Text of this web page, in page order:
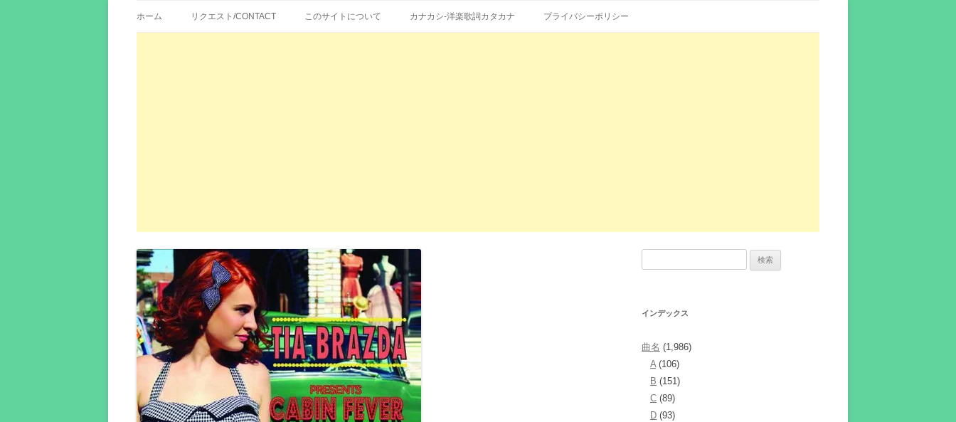
エイカシ | 洋楽歌詞の和訳、英語の意味、読み方
ン
ン
ホーム リクエスト/CONTACT このサイトについて カナカシ-洋楽歌詞カタカナ プライバシーポリシー
インデックス
曲名 (1,986)
A(106)
B (151)
C (89)
D (93)